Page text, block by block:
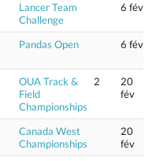
Lancer Team
Challenge
6 fév
Pandas Open 6 fév
OUA Track &
Field
Championships
2
20
fév
Canada West
Championships
20
fév